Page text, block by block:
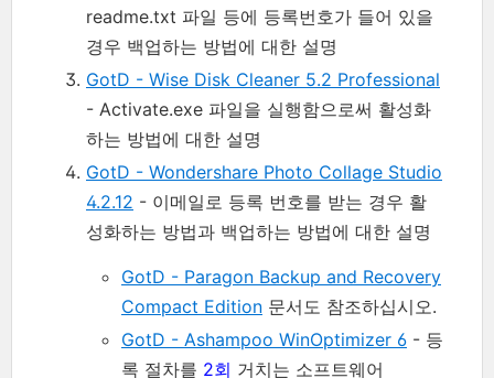
readme.txt 파일 등에 등록번호가 들어 있을
경우 백업하는 방법에 대한 설명
GotD - Wise Disk Cleaner 5.2 Professional
- Activate.exe 파일을 실행함으로써 활성화
하는 방법에 대한 설명
GotD - Wondershare Photo Collage Studio
4.2.12 - 이메일로 등록 번호를 받는 경우 활
성화하는 방법과 백업하는 방법에 대한 설명
GotD - Paragon Backup and Recovery
Compact Edition 문서도 참조하십시오.
GotD - Ashampoo WinOptimizer 6 - 등
록 절차를 2회 거치는 소프트웨어